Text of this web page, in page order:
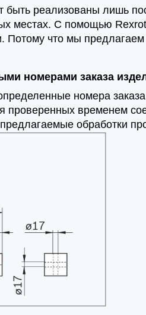
быть реализованы лишь
местах. С помощью
что мы предлагаем
номерами заказа
номера
проверенных временем
обработки